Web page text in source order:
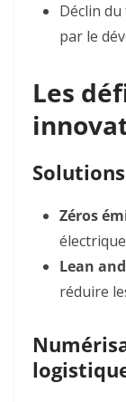
Déclin
par le
Les
Zéros
Lean
réduire